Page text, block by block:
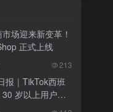
美国消费
开放入驻 本土
场迎来新变革！
正式上线
213
报｜TikTok西班
30 岁以上用户成
女性引领